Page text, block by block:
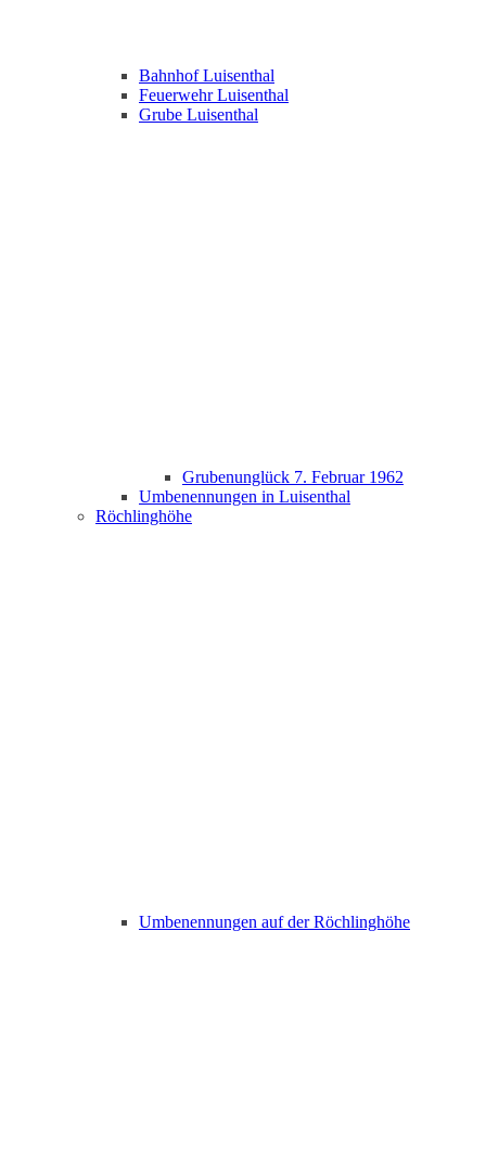
Bahnhof Luisenthal
Feuerwehr Luisenthal
Grube Luisenthal
Grubenunglück 7. Februar 1962
Umbenennungen in Luisenthal
Röchlinghöhe
Umbenennungen auf der Röchlinghöhe